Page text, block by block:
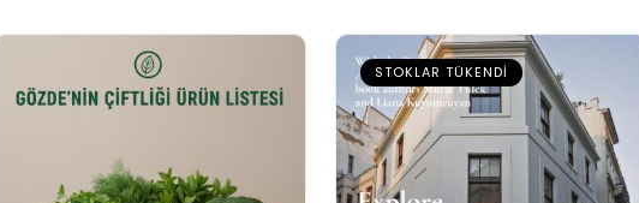
STOKLAR TÜKENDI